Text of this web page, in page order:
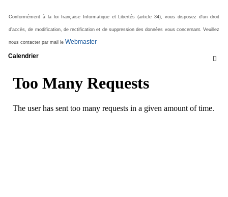
Conformément à la loi française Informatique et Libertés (article 34), vous disposez d'un droit
d'accès, de modification, de rectification et de suppression des données vous concernant. Veuillez
nous contacter par mail le Webmaster

Calendrier